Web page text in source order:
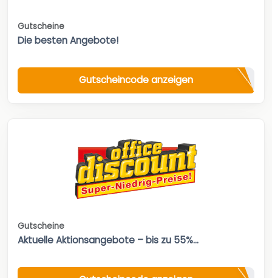
Gutscheine
Die besten Angebote!
Gutscheincode anzeigen
Gutscheine
Aktuelle Aktionsangebote – bis zu 55%...